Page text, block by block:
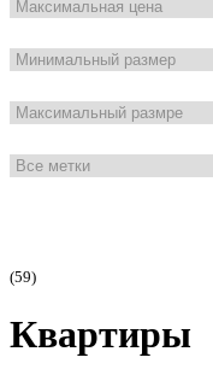
(59)
Квартиры